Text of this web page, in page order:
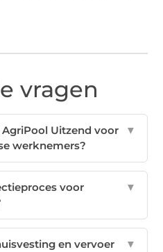
vragen
Uitzend voor
werknemers?
▼
voor
▼
en vervoer
▼